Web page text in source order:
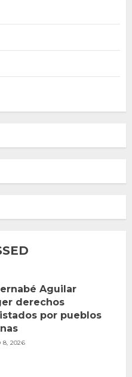
Aguilar
derechos
por pueblos
8, 2026